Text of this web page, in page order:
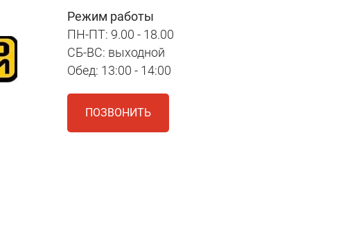
Режим работы
ПН-ПТ: 9.00 - 18.00
СБ-ВС: выходной
Обед: 13:00 - 14:00
ПОЗВОНИТЬ